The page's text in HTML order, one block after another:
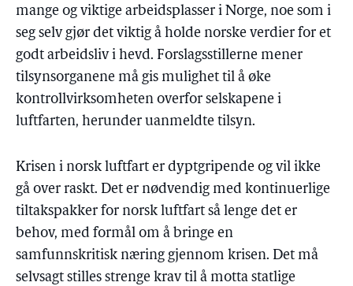
mange og viktige arbeidsplasser i Norge, noe som i
seg selv gjør det viktig å holde norske verdier for et
godt arbeidsliv i hevd. Forslagsstillerne mener
tilsynsorganene må gis mulighet til å øke
kontrollvirksomheten overfor selskapene i
luftfarten, herunder uanmeldte tilsyn.
Krisen i norsk luftfart er dyptgripende og vil ikke
gå over raskt. Det er nødvendig med kontinuerlige
tiltakspakker for norsk luftfart så lenge det er
behov, med formål om å bringe en
samfunnskritisk næring gjennom krisen. Det må
selvsagt stilles strenge krav til å motta statlige